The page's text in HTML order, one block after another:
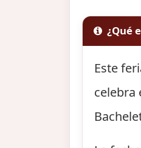
¿Qué
Este
celebra